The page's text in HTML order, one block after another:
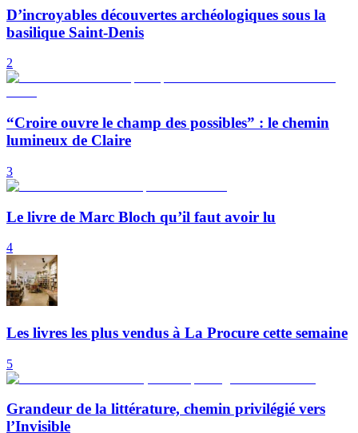
D’incroyables découvertes archéologiques sous la
basilique Saint-Denis
2
“Croire ouvre le champ des possibles” : le chemin
lumineux de Claire
3
Le livre de Marc Bloch qu’il faut avoir lu
4
Les livres les plus vendus à La Procure cette semaine
5
Grandeur de la littérature, chemin privilégié vers
l’Invisible